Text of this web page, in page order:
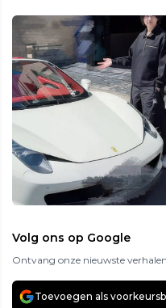
Volg ons op Google
Ontvang onze nieuwste
Toevoegen als